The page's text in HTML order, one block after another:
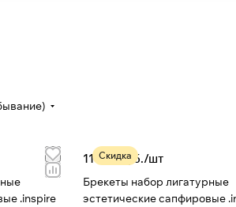
.inspire
Скидка
11 415 руб./шт
Брекеты набор лигатурные
эстетические сапфировые